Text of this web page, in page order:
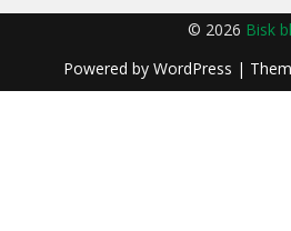
© 2026 Bisk
Powered by WordPress |